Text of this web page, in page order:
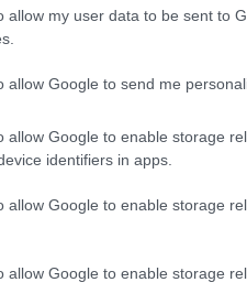
allow my user data to be sent to
allow Google to send me
allow Google to enable storage
identifiers in apps.
allow Google to enable storage
allow Google to enable storage
internacional se ha cobrado
lesión. Choco Lozano ha dado
están tocados y habrá que
pero Dani Carvajal
rodilla y lleva dos días